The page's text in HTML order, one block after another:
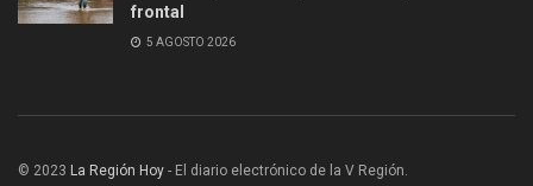
frontal
5 AGOSTO 2026
© 2023 La Región Hoy - El diario electrónico de la V Región.